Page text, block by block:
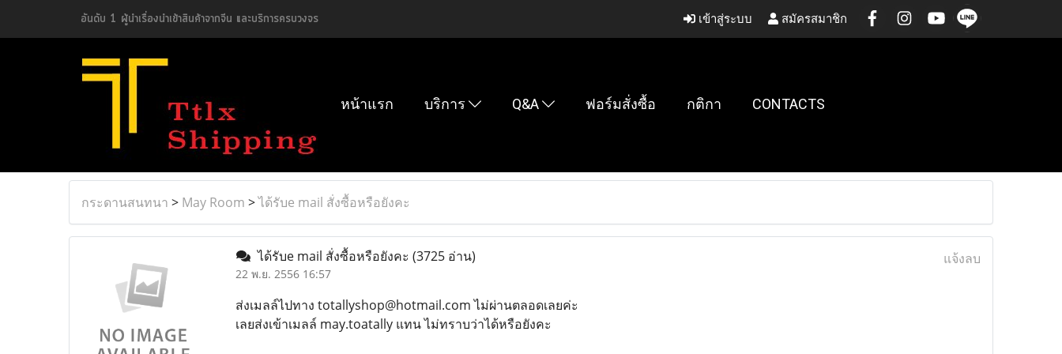
อันดับ 1 ผู้นำเรื่องนำเข้าสินค้าจากจีน และบริการครบวงจร เข้าสู่ระบบ สมัครสมาชิก
หน้าแรก บริการ Q&A ฟอร์มสั่งซื้อ กติกา CONTACTS
กระดานสนทนา > May Room >ได้รับe mail สั่งซื้อหรือยังคะ
ได้รับe mail สั่งซื้อหรือยังคะ (3725 อ่าน)
22 พ.ย. 2556 16:57
แจ้งลบ
ส่งเมลล์ไปทาง totallyshop@hotmail.com ไม่ผ่านตลอดเลยค่ะ
เลยส่งเข้าเมลล์ may.toatally แทน ไม่ทราบว่าได้หรือยังคะ